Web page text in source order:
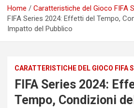
Home
Caratteristiche del Gioco FIFA
FIFA Series 2024: Effetti del Tempo,
Impatto del Pubblico
CARATTERISTICHE DEL GIOCO FIFA
FIFA Series 2024:
Tempo, Condizioni